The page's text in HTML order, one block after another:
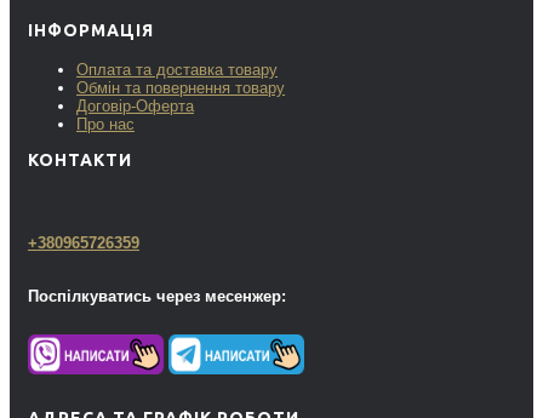
ІНФОРМАЦІЯ
Оплата та доставка товару
Обмін та повернення товару
Договір-Оферта
Про нас
КОНТАКТИ
+380965726359
Поспілкуватись через месенжер: